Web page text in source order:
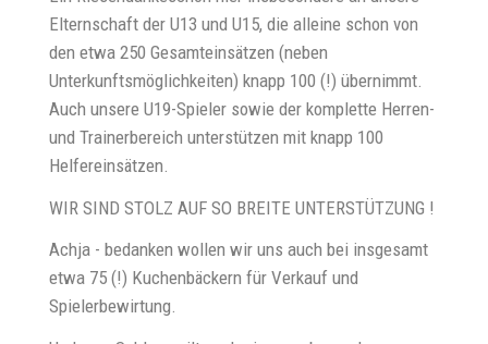
Elternschaft der U13 und U15, die alleine schon von
den etwa 250 Gesamteinsätzen (neben
Unterkunftsmöglichkeiten) knapp 100 (!) übernimmt.
Auch unsere U19-Spieler sowie der komplette Herren-
und Trainerbereich unterstützen mit knapp 100
Helfereinsätzen.
WIR SIND STOLZ AUF SO BREITE UNTERSTÜTZUNG !
Achja - bedanken wollen wir uns auch bei insgesamt
etwa 75 (!) Kuchenbäckern für Verkauf und
Spielerbewirtung.